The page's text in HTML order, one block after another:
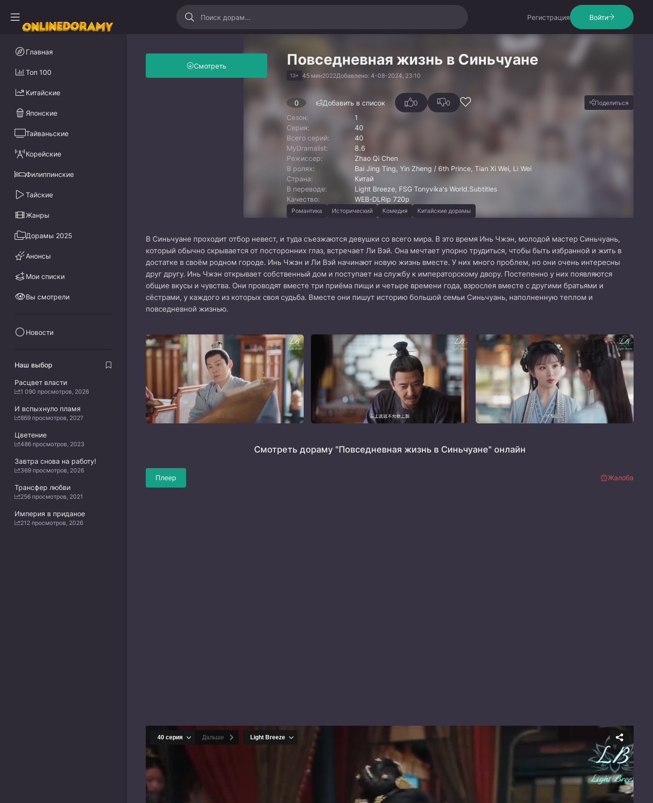
Регистрация Войти
Повседневная жизнь в Синьчуане
13+ 45 мин2022Добавлено: 4-08-2024, 23:10
Смотреть
0 Добавить в список 0 0 Поделиться
Сезон:
1
Серия:
40
Всего серий:
40
MyDramalist:
8.6
Режиссер:
Zhao Qi Chen
В ролях:
Bai Jing Ting, Yin Zheng / 6th Prince, Tian Xi Wei, Li Wei
Страна:
Китай
В переводе:
Light Breeze, FSG Tonyvika's World.Subtitles
Качество:
WEB-DLRip 720p
Романтика Исторический Комедия Китайские дорамы
В Синьчуане проходит отбор невест, и туда съезжаются девушки со всего мира. В это время Инь Чжэн, молодой мастер Синьчуань,
который обычно скрывается от посторонних глаз, встречает Ли Вэй. Она мечтает упорно трудиться, чтобы быть избранной и жить в
достатке в своём родном городе. Инь Чжэн и Ли Вэй начинают новую жизнь вместе. У них много проблем, но они очень интересны
друг другу. Инь Чжэн открывает собственный дом и поступает на службу к императорскому двору. Постепенно у них появляются
общие вкусы и чувства. Они проводят вместе три приёма пищи и четыре времени года, взрослея вместе с другими братьями и
сёстрами, у каждого из которых своя судьба. Вместе они пишут историю большой семьи Синьчуань, наполненную теплом и
повседневной жизнью.
Смотреть дораму "Повседневная жизнь в Синьчуане" онлайн
Плеер Жалоба
Главная
Топ 100
Китайские
Японские
Тайваньские
Корейские
Филиппинские
Тайские
Жанры
Дорамы 2025
Анонсы
Мои списки
Вы смотрели
Новости
Наш выбор
Расцвет власти
1 090 просмотров, 2026
И вспыхнуло пламя
869 просмотров, 202?
Цветение
486 просмотров, 2023
Завтра снова на работу!
369 просмотров, 2026
Трансфер любви
256 просмотров, 2021
Империя в приданое
212 просмотров, 2026